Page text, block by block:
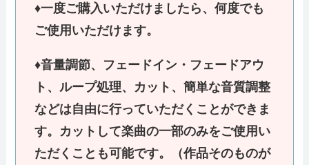
♦一度ご購入いただけましたら、何度でも
ご使用いただけます。
♦音量調節、フェードイン・フェードアウ
ト、ループ処理、カット、簡単な音質調整
などは自由に行っていただくことができま
す。カットして楽曲の一部のみをご使用い
ただくことも可能です。（作品そのものが